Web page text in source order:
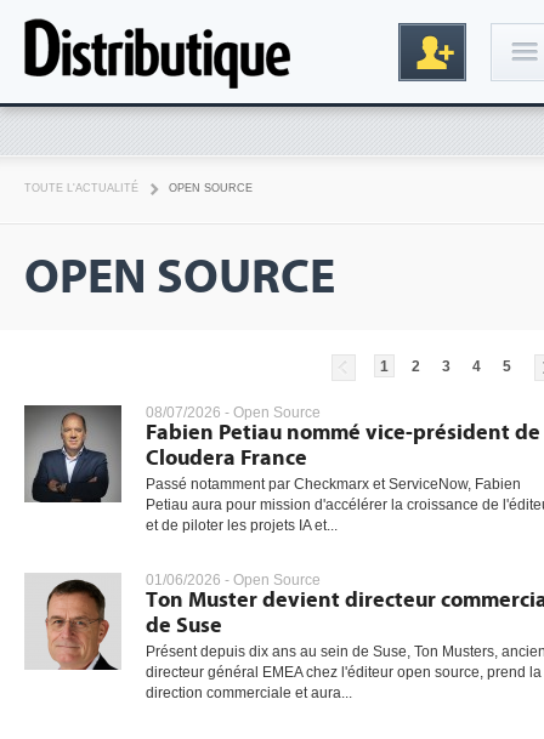
TOUTE L'ACTUALITÉ OPEN SOURCE
OPEN SOURCE
1 2 3 4 5
08/07/2026 - Open Source
Fabien Petiau nommé vice-président de
Cloudera France
Passé notamment par Checkmarx et ServiceNow, Fabien
Petiau aura pour mission d'accélérer la croissance de
et de piloter les projets IA et...
01/06/2026 - Open Source
Ton Muster devient directeur
de Suse
Présent depuis dix ans au sein de Suse, Ton Musters,
directeur général EMEA chez l'éditeur open source, prend la
direction commerciale et aura...